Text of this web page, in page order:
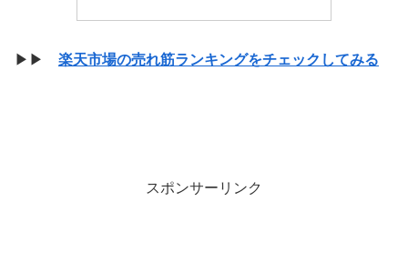
▶▶ 楽天市場の売れ筋ランキングをチェックしてみる
スポンサーリンク